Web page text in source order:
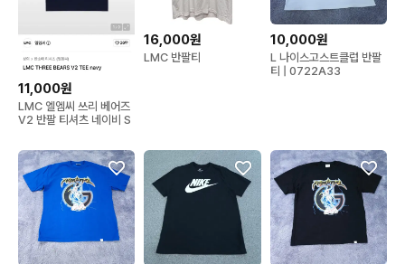
11,000원
LMC 엘엠씨 쓰리 베어즈
V2 반팔 티셔츠 네이비 S
16,000원
LMC 반팔티
10,000원
L 나이스고스트클럽 반팔
티 | 0722A33